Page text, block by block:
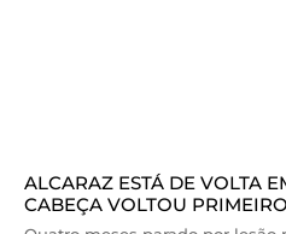
ALCARAZ ESTÁ DE VOLTA
CABEÇA VOLTOU PRIMEIRO